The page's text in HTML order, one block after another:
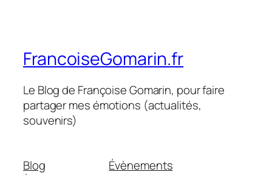
FrancoiseGomarin.fr
Le Blog de Françoise Gomarin, pour faire
partager mes émotions (actualités,
souvenirs)
Blog
Évènements